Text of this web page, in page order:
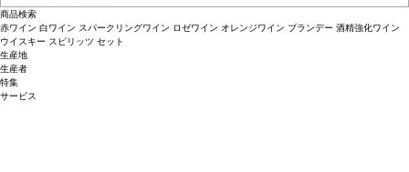
商品検索
赤ワイン 白ワイン スパークリングワイン ロゼワイン オレンジワイン ブランデー 酒精強化ワイン
ウイスキー スピリッツ セット
生産地
生産者
特集
サービス